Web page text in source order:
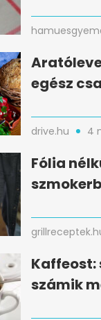
egész
drive.hu 4
Fólia
Kaffeost:
számik